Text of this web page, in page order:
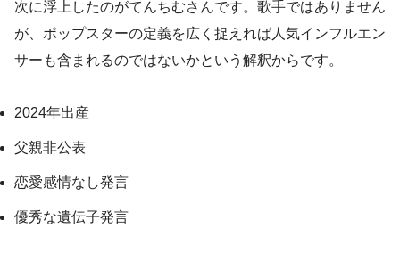
次に浮上したのがてんちむさんです。歌手ではありません
が、ポップスターの定義を広く捉えれば人気インフルエン
サーも含まれるのではないかという解釈からです。
2024年出産
父親非公表
恋愛感情なし発言
優秀な遺伝子発言